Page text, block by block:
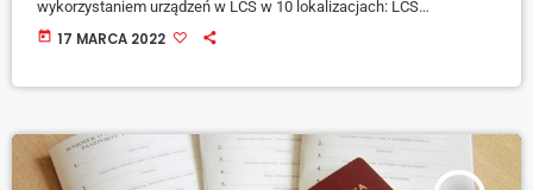
wykorzystaniem urządzeń w LCS w 10 lokalizacjach: LCS
Działdowo, Gdynia, Tczew, Koluszki, Kraków Główny, Warszawa
urządzeń – to błąd w działaniu urządzeń. […]
today 17 MARCA 2022